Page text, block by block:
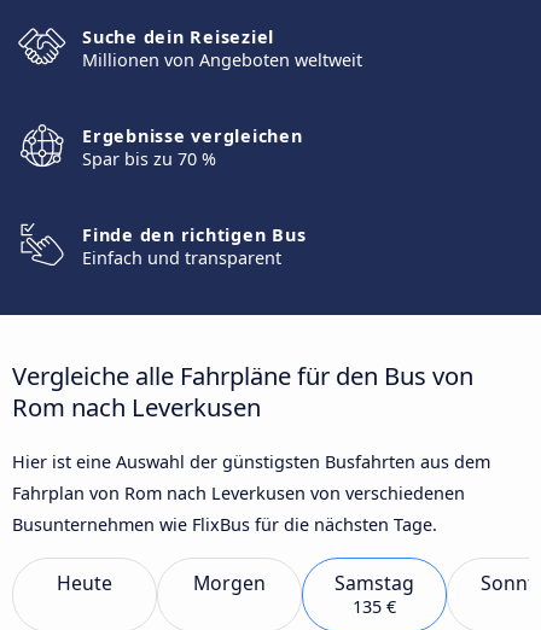
Suche dein Reiseziel
Millionen von Angeboten weltweit
Ergebnisse vergleichen
Spar bis zu 70 %
Finde den richtigen Bus
Einfach und transparent
Vergleiche alle Fahrpläne für den Bus von
Rom nach Leverkusen
Hier ist eine Auswahl der günstigsten Busfahrten aus dem
Fahrplan von Rom nach Leverkusen von verschiedenen
Busunternehmen wie FlixBus für die nächsten Tage.
Heute Morgen Samstag
135 €